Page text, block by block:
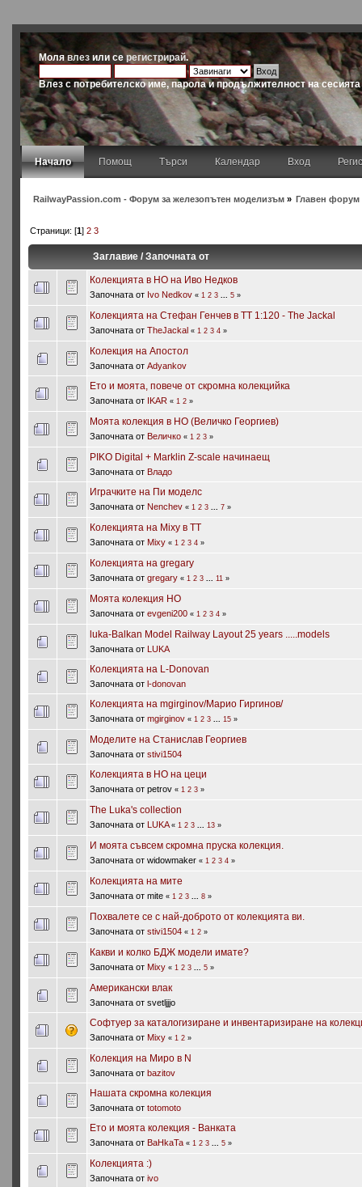
Молявлез или серегистрирай.
Влез с потребителско име, парола и продължителност на сесията
Начало Помощ Търси Календар Вход
RailwayPassion.com - Форум за железопътен моделизъм» Главен форум
Страници: [1] 2 3
Заглавие/Започната от
Колекцията в НО на Иво Недков
Започната от Ivo Nedkov « 1 2 3 5»
Колекцията на Стефан Генчев в ТТ 1:120 - The Jackal
Започната от TheJackal « 1 2 3 4»
Колекция на Апостол
Започната от Adyankov
Ето и моята, повече от скромна колекцийка
Започната от IKAR « 1 2»
Моята колекция в НО (Величко Георгиев)
Започната от Величко « 1 2 3»
PIKO Digital + Marklin Z-scale начинаещ
Започната от Владо
Играчките на Пи моделс
Започната от Nenchev « 1 2 3 7»
Колекцията на Mixy в ТТ
Започната от Mixy « 1 2 3 4»
Колекцията на gregary
Започната от gregary « 1 2 3 11 »
Моята колекция HO
Започната от evgeni200 « 1 2 3 4»
luka-Balkan Model Railway Layout 25 years .....models
Започната от LUKA
Колекцията на L-Donovan
Започната от l-donovan
Колекцията на mgirginov/Марио Гиргинов/
Започната от mgirginov « 1 2 3 15»
Моделите на Станислав Георгиев
Започната от stivi1504
Колекцията в HO на цеци
Започната от petrov « 1 2 3»
The Luka's collection
Започната от LUKA « 1 2 3 13»
И моята съвсем скромна пруска колекция.
Започната от widowmaker « 1 2 3 4»
Колекцията на мите
Започната от mite « 1 2 3 8»
Похвалете се с най-доброто от колекцията ви.
Започната от stivi1504 « 1 2»
Какви и колко БДЖ модели имате?
Започната от Mixy « 1 2 3 5»
Американски влак
Започната от svetljjjo
Софтуер за каталогизиране и инвентаризиране на
Започната от Mixy « 1 2»
Колекция на Миро в N
Започната от bazitov
Нашата скромна колекция
Започната от totomoto
Ето и моята колекция - Ванката
Започната от BaHkaTa « 1 2 3 5»
Колекцията :)
Започната от ivo